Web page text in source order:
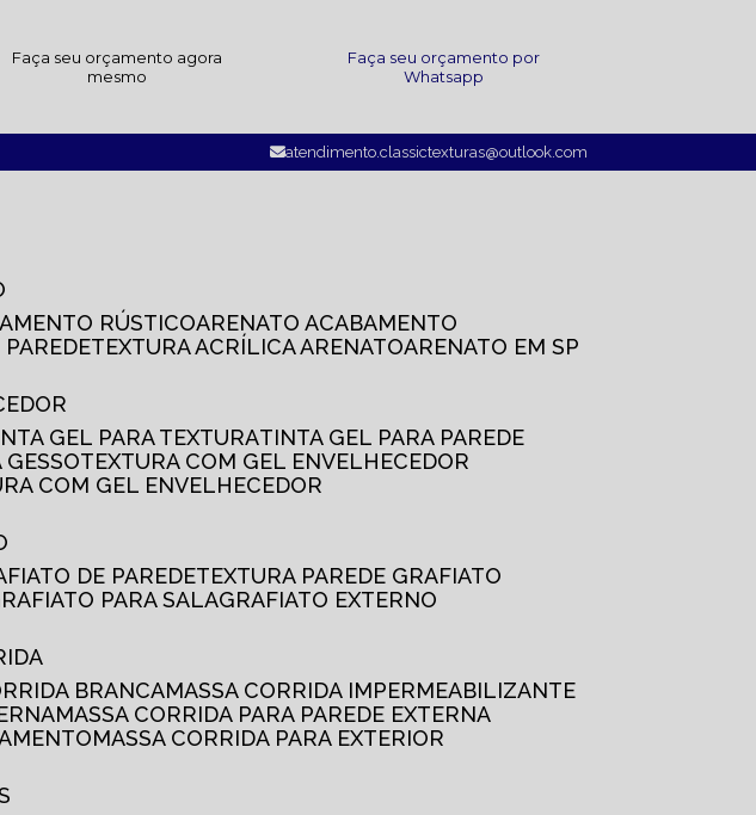
Faça seu orçamento agora
mesmo
Faça seu orçamento por
Whatsapp
atendimento.classictexturas@outlook.com
RÚSTICO
ARENATO ACABAMENTO
PAREDE TEXTURA ACRÍLICA ARENATO
ARENATO EM SP
GEL PARA TEXTURA
TINTA GEL PARA PAREDE
GESSO
TEXTURA COM GEL ENVELHECEDOR
COM GEL ENVELHECEDOR
DE PAREDE
TEXTURA PAREDE GRAFIATO
GRAFIATO PARA SALA
GRAFIATO EXTERNO
BRANCA
MASSA CORRIDA IMPERMEABILIZANTE
MASSA CORRIDA PARA PAREDE EXTERNA
MASSA CORRIDA PARA EXTERIOR